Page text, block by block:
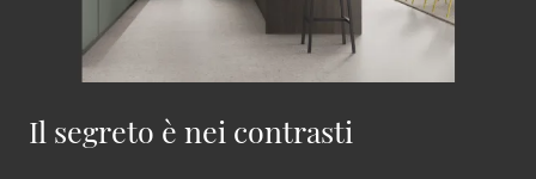
Il segreto è nei contrasti